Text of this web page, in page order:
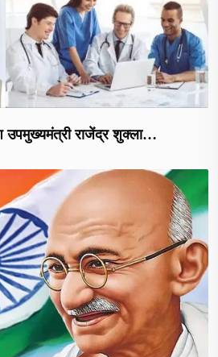
राजेंद्र शुक्ला…